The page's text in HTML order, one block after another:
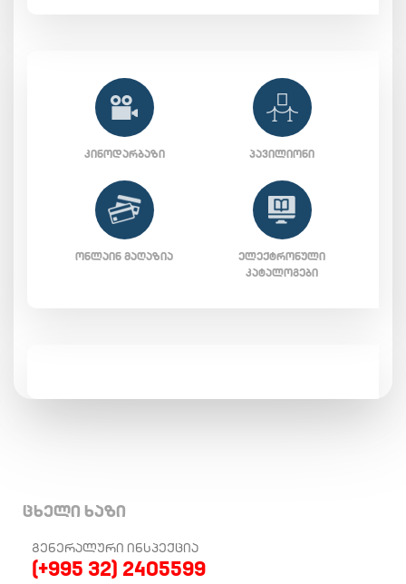
ᲙᲘᲜᲝᲓᲐᲠᲑᲐᲖᲘ ᲞᲐᲕᲘᲚᲘᲝᲜᲘ
ᲝᲜᲚᲐᲘᲜ ᲛᲐᲦᲐᲖᲘᲐ
ᲔᲚᲔᲥᲢᲠᲝᲜᲣᲚᲘ
ᲙᲐᲢᲐᲚᲝᲒᲔᲑᲘ
ცხელი ხაზი
ᲒᲔᲜᲔᲠᲐᲚᲣᲠᲘ ᲘᲜᲡᲞᲔᲥᲪᲘᲐ
(+995 32) 2405599